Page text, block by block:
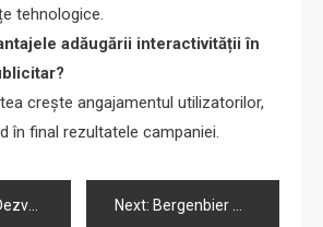
tehnologice.
adăugării interactivității în
crește angajamentul utilizatorilor,
în final rezultatele campaniei.
Abilitățile de Copywriting cu ChatGPT Next: Bergenbier S.A. are un nou Director de marketing